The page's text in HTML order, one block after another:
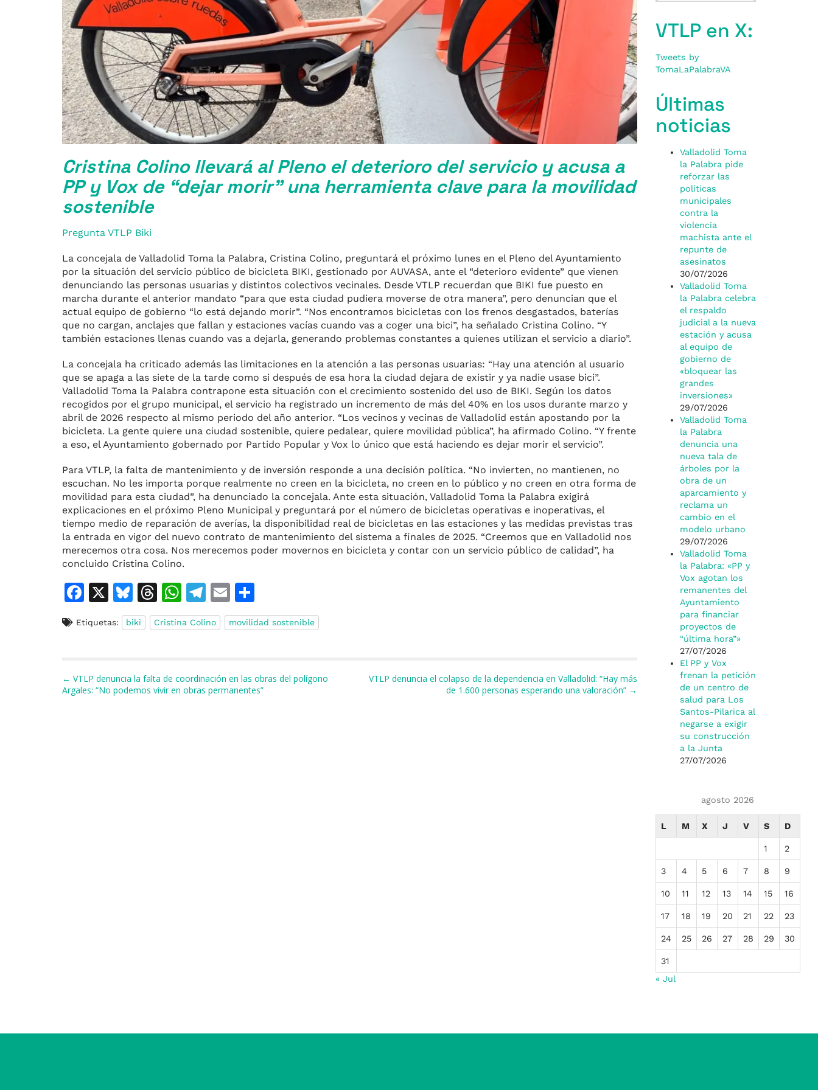
Cristina Colino llevará al Pleno el deterioro del servicio y acusa a
PP y Vox de “dejar morir” una herramienta clave para la movilidad
sostenible
Pregunta VTLP Biki
La concejala de Valladolid Toma la Palabra, Cristina Colino, preguntará el próximo lunes en el Pleno del Ayuntamiento
por la situación del servicio público de bicicleta BIKI, gestionado por AUVASA, ante el “deterioro evidente” que vienen
denunciando las personas usuarias y distintos colectivos vecinales. Desde VTLP recuerdan que BIKI fue puesto en
marcha durante el anterior mandato “para que esta ciudad pudiera moverse de otra manera”, pero denuncian que el
actual equipo de gobierno “lo está dejando morir”. “Nos encontramos bicicletas con los frenos desgastados, baterías
que no cargan, anclajes que fallan y estaciones vacías cuando vas a coger una bici”, ha señalado Cristina Colino. “Y
también estaciones llenas cuando vas a dejarla, generando problemas constantes a quienes utilizan el servicio a diario”.
La concejala ha criticado además las limitaciones en la atención a las personas usuarias: “Hay una atención al usuario
que se apaga a las siete de la tarde como si después de esa hora la ciudad dejara de existir y ya nadie usase bici”.
Valladolid Toma la Palabra contrapone esta situación con el crecimiento sostenido del uso de BIKI. Según los datos
recogidos por el grupo municipal, el servicio ha registrado un incremento de más del 40% en los usos durante marzo y
abril de 2026 respecto al mismo periodo del año anterior. “Los vecinos y vecinas de Valladolid están apostando por la
bicicleta. La gente quiere una ciudad sostenible, quiere pedalear, quiere movilidad pública”, ha afirmado Colino. “Y frente
a eso, el Ayuntamiento gobernado por Partido Popular y Vox lo único que está haciendo es dejar morir el servicio”.
Para VTLP, la falta de mantenimiento y de inversión responde a una decisión política. “No invierten, no mantienen, no
escuchan. No les importa porque realmente no creen en la bicicleta, no creen en lo público y no creen en otra forma de
movilidad para esta ciudad”, ha denunciado la concejala. Ante esta situación, Valladolid Toma la Palabra exigirá
explicaciones en el próximo Pleno Municipal y preguntará por el número de bicicletas operativas e inoperativas, el
tiempo medio de reparación de averías, la disponibilidad real de bicicletas en las estaciones y las medidas previstas tras
la entrada en vigor del nuevo contrato de mantenimiento del sistema a finales de 2025. “Creemos que en Valladolid nos
merecemos otra cosa. Nos merecemos poder movernos en bicicleta y contar con un servicio público de calidad”, ha
concluido Cristina Colino.
F
c
b
o
X
Bl
u
e
k
y
T
h
re
d
s
W
h
at
p
T
el
e
a
m
E
m
ai
o
m
ar
ti
Etiquetas: biki Cristina Colino movilidad sostenible
Navegación de entradas
← VTLP denuncia la falta de coordinación en las obras del polígono
Argales: “No podemos vivir en obras permanentes”
VTLP denuncia el colapso de la dependencia en Valladolid: “Hay más
de 1.600 personas esperando una valoración” →
VTLP en X:
Tweets by
TomaLaPalabraVA
Últimas
noticias
Valladolid Toma
la Palabra pide
reforzar las
políticas
municipales
contra la
violencia
machista ante el
repunte de
asesinatos
30/07/2026
Valladolid Toma
la Palabra celebra
el respaldo
judicial a la nueva
estación y acusa
al equipo de
gobierno de
«bloquear las
grandes
inversiones»
29/07/2026
Valladolid Toma
la Palabra
denuncia una
nueva tala de
árboles por la
obra de un
aparcamiento y
reclama un
cambio en el
modelo urbano
29/07/2026
Valladolid Toma
la Palabra: «PP y
Vox agotan los
remanentes del
Ayuntamiento
para financiar
proyectos de
“última hora”»
27/07/2026
El PP y Vox
frenan la petición
de un centro de
salud para Los
Santos-Pilarica al
negarse a exigir
su construcción
a la Junta
27/07/2026
agosto 2026
L M X J V S D
1 2
3 4 5 6 7 8 9
10 11 12 13 14 15 16
17 18 19 20 21 22 23
24 25 26 27 28 29 30
31
« Jul